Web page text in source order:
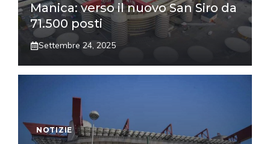
Manica: verso il nuovo San Siro da
71.500 posti
Settembre 24, 2025
NOTIZIE